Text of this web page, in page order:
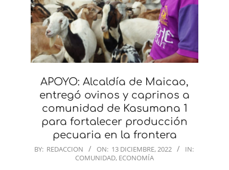
APOYO: Alcaldía de Maicao,
entregó ovinos y caprinos a
comunidad de Kasumana 1
para fortalecer producción
pecuaria en la frontera
2022-
BY: REDACCION ON: 13 DICIEMBRE, 2022
IN:
COMUNIDAD, ECONOMÍA